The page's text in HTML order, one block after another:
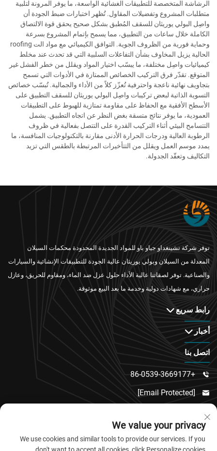
الرشاشة المتخصصة للتطبيقات الغشائية الواسعة، ما يوفر المرونة لتلبية
متطلبات المشروع وتفضيلات المقاول. تُظهر اختبارات ضبط الجودة أن
واصِل البولي يوريثان للسقف المُطبق بشكل صحيح يحقق قوة الالتصاق
الكاملة خلال ساعات من التطبيق، مما يسمح بإتمام المشروع بسرعة
وحماية فورية من الظروف الجوية. التوافق الكيميائي مع مواد الت roofing
الحالية يزيل المخاوف بشأن التفاعلات السلبية التي قد تحدث عند مخلط
كيميائيات واصِل مختلفة، ما يبسّب اختيار المواد ويقلل من خطر الفشل غير
المتوقع. تقدّر فرق التركيب الخصائص الممتازة في الأدوات التي تسمح
بتجاويف نهائية ناعجة واحترفية تُعزّز كلاً من الأداء والجمالية. تُبسّب خصائص
التسوية الذاتية لبعض تركيبات واصِل البولي يوريثان للسقف التطبيق على
الأسطح الأفقية مع الحفاظ على مقاومة تمتازية للهبوط على التطبيقات
العمودية، ما يوفر نتائج متسقة بغض النظر عن اتجاه التطبيق. يشمل
التتسامح البيئي أثناء التركيب القدرة على التتصل بفعالية في ظروف
الرطوبة العالية ودرجات الحرارة الأدنى مقارنة بالتكنولوجيات المنافسة، ما
يمدد موسم العمل ويقلل من التتأخيرات المرتبطة بالطقس التي تزيد
التكاليف وتعقّد الجدولة.
توفر شركة تشينغداو جياو باو للمواد الجديدة المحدودة محكمات السيلان
المعدلة من السيلان وبولي يوريثان عالية الجودة للتطبيقات الإنشائية والسيارات
والصناعية. توفر لصقاتنا عالية الأداء حلول عزل ضد الماء، ومقاوم للحريق، وعازل
حراري، مع شهادات دولية وخدمة ما بعد البيع موثوقة.
رابط سريع
أخبار
اتصل بنا

+86-0539-3669177

[email Protected]

مقاطعة لينكو، مدينة وييفانغ، مقاطعة شاندونغ
We value your privacy
We use cookies and similar tools to provide our services. If you